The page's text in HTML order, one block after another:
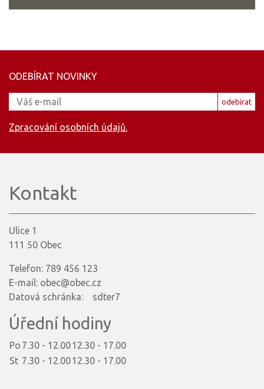
ODEBÍRAT NOVINKY
odebírat
Zpracování osobních údajů.
Kontakt
Ulice 1
111 50 Obec
Telefon: 789 456 123
E-mail: obec@obec.cz
Datová schránka: sdter7
Úřední hodiny
Po 7.30 - 12.0012.30 - 17.00
St 7.30 - 12.0012.30 - 17.00